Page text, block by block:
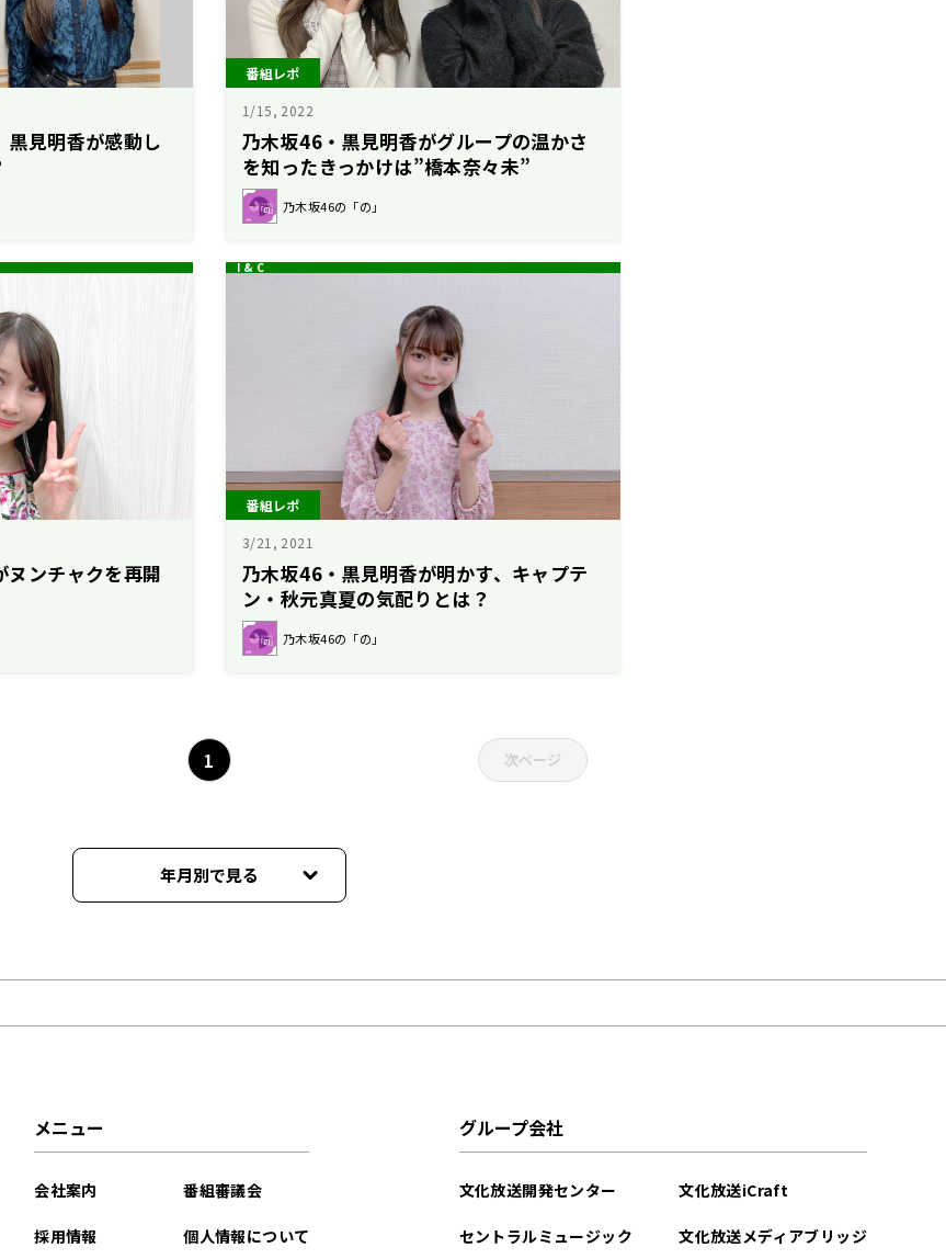
見明香が感動し
番組レポ
1/15, 2022
乃木坂46・黒見明香がグループの温かさ
を知ったきっかけは”橋本奈々未”
乃木坂46の「の」
ンチャクを再開
番組レポ
3/21, 2021
乃木坂46・黒見明香が明かす、キャプテ
ン・秋元真夏の気配りとは？
乃木坂46の「の」
1 次ページ
年月別で見る
2022年08月
2022年05月
メニュー
会社案内
採用情報
番組審議会
個人情報について
グループ会社
文化放送開発センター
セントラルミュージック
文化放送iCraft
文化放送メディアブリッジ